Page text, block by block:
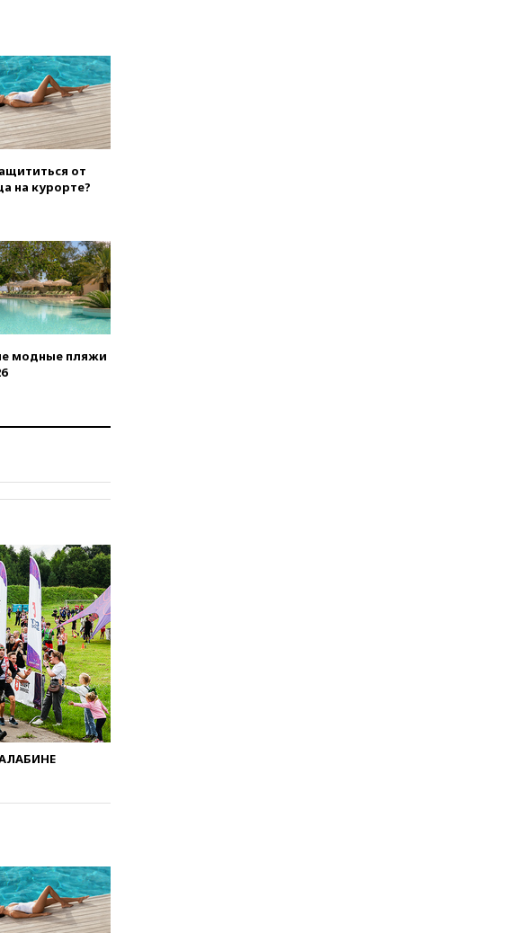
Human
рейсов в Сочи
Терновой
чемпионата
с 10-
не получала
ж/д
России вновь
по
алкоголя
поступления в
от БПЛА из
8
Сербию с
визитом
Госдуму будет
об
поддержать
2028 года
ломбардов
от
на курорте?
модные пляжи